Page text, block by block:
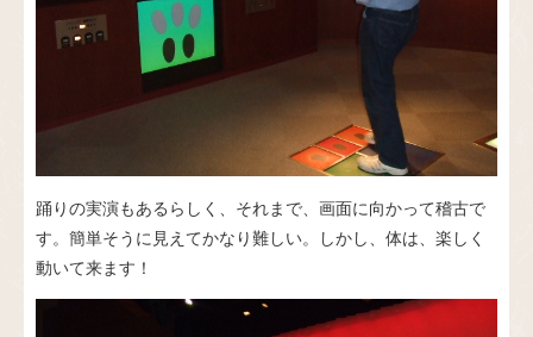
踊りの実演もあるらしく、それまで、画面に向かって稽古で
す。簡単そうに見えてかなり難しい。しかし、体は、楽しく
動いて来ます！